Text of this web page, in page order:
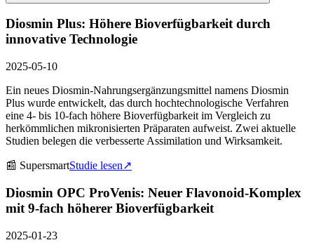
Diosmin Plus: Höhere Bioverfügbarkeit durch
innovative Technologie
2025-05-10
Ein neues Diosmin-Nahrungsergänzungsmittel namens Diosmin
Plus wurde entwickelt, das durch hochtechnologische Verfahren
eine 4- bis 10-fach höhere Bioverfügbarkeit im Vergleich zu
herkömmlichen mikronisierten Präparaten aufweist. Zwei aktuelle
Studien belegen die verbesserte Assimilation und Wirksamkeit.
📰 SupersmartStudie lesen↗
Diosmin OPC ProVenis: Neuer Flavonoid-Komplex
mit 9-fach höherer Bioverfügbarkeit
2025-01-23